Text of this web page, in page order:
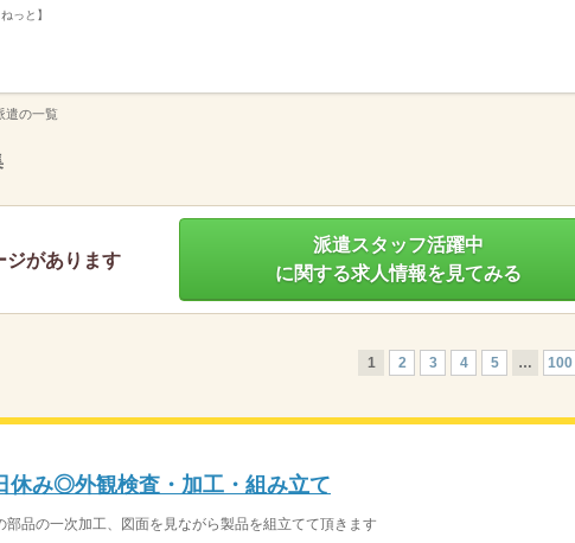
っと】
の一覧
ジがあります
派遣スタッフ活躍中
に関する求人情報を見てみる
1 2 3 4 5 … 100
休み◎外観検査・加工・組み立て
品の一次加工、図面を見ながら製品を組立てて頂きます